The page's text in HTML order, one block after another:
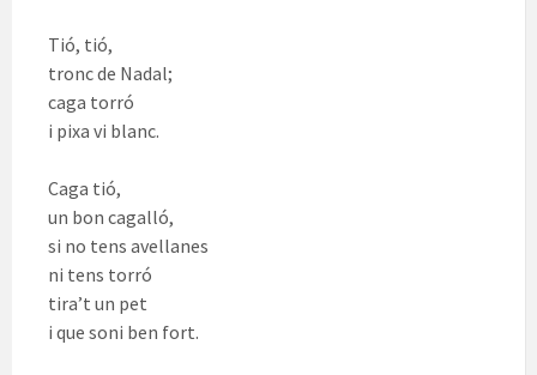
Tió, tió,
tronc de Nadal;
caga torró
i pixa vi blanc.
Caga tió,
un bon cagalló,
si no tens avellanes
ni tens torró
tira’t un pet
i que soni ben fort.